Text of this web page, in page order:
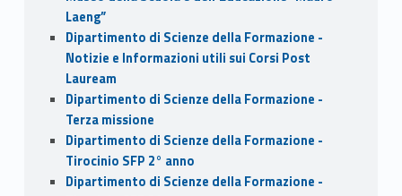
Laeng”
Dipartimento di Scienze della Formazione -
Notizie e Informazioni utili sui Corsi Post
Lauream
Dipartimento di Scienze della Formazione -
Terza missione
Dipartimento di Scienze della Formazione -
Tirocinio SFP 2° anno
Dipartimento di Scienze della Formazione -